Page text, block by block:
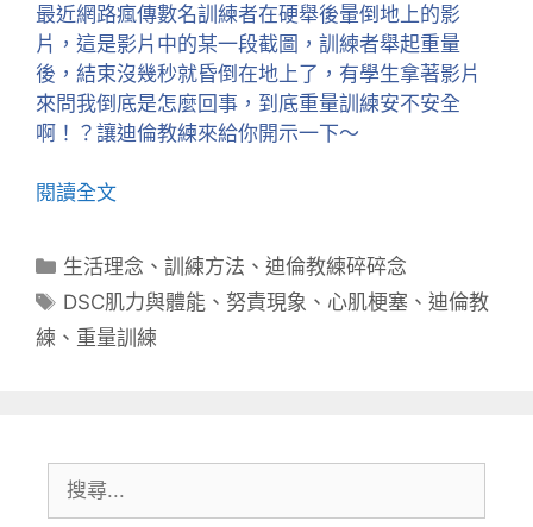
最近網路瘋傳數名訓練者在硬舉後暈倒地上的影
片，這是影片中的某一段截圖，訓練者舉起重量
後，結束沒幾秒就昏倒在地上了，有學生拿著影片
來問我倒底是怎麼回事，到底重量訓練安不安全
啊！？讓迪倫教練來給你開示一下～
閱讀全文
分
類
生活理念 、訓練方法 、迪倫教練碎碎念
標
籤
DSC肌力與體能 、 努責現象 、 心肌梗塞 、迪倫教
練 、 重量訓練
尋: